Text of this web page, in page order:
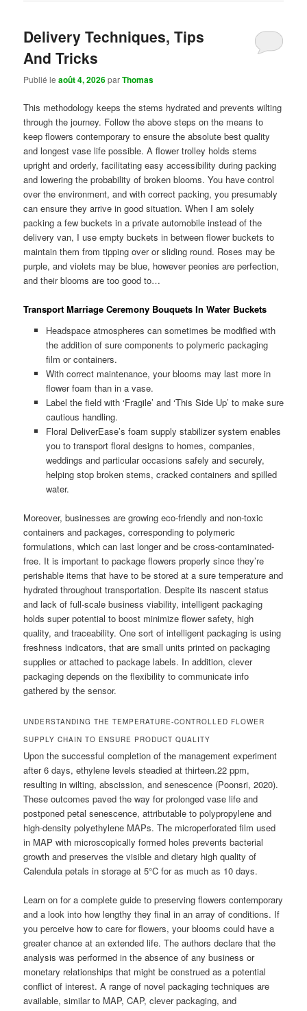
Delivery Techniques, Tips
And Tricks
Publié leaoût 4, 2026parThomas
This methodology keeps the stems hydrated and prevents wilting
through the journey. Follow the above steps on the means to
keep flowers contemporary to ensure the absolute best quality
and longest vase life possible. A flower trolley holds stems
upright and orderly, facilitating easy accessibility during packing
and lowering the probability of broken blooms. You have control
over the environment, and with correct packing, you presumably
can ensure they arrive in good situation. When I am solely
packing a few buckets in a private automobile instead of the
delivery van, I use empty buckets in between flower buckets to
maintain them from tipping over or sliding round. Roses may be
purple, and violets may be blue, however peonies are perfection,
and their blooms are too good to…
Transport Marriage Ceremony Bouquets In Water Buckets
Headspace atmospheres can sometimes be modified with
the addition of sure components to polymeric packaging
film or containers.
With correct maintenance, your blooms may last more in
flower foam than in a vase.
Label the field with ‘Fragile’ and ‘This Side Up’ to make sure
cautious handling.
Floral DeliverEase’s foam supply stabilizer system enables
you to transport floral designs to homes, companies,
weddings and particular occasions safely and securely,
helping stop broken stems, cracked containers and spilled
water.
Moreover, businesses are growing eco-friendly and non-toxic
containers and packages, corresponding to polymeric
formulations, which can last longer and be cross-contaminated-
free. It is important to package flowers properly since they’re
perishable items that have to be stored at a sure temperature and
hydrated throughout transportation. Despite its nascent status
and lack of full-scale business viability, intelligent packaging
holds super potential to boost minimize flower safety, high
quality, and traceability. One sort of intelligent packaging is using
freshness indicators, that are small units printed on packaging
supplies or attached to package labels. In addition, clever
packaging depends on the flexibility to communicate info
gathered by the sensor.
UNDERSTANDING THE TEMPERATURE-CONTROLLED FLOWER
SUPPLY CHAIN TO ENSURE PRODUCT QUALITY
Upon the successful completion of the management experiment
after 6 days, ethylene levels steadied at thirteen.22 ppm,
resulting in wilting, abscission, and senescence (Poonsri, 2020).
These outcomes paved the way for prolonged vase life and
postponed petal senescence, attributable to polypropylene and
high-density polyethylene MAPs. The microperforated film used
in MAP with microscopically formed holes prevents bacterial
growth and preserves the visible and dietary high quality of
Calendula petals in storage at 5°C for as much as 10 days.
Learn on for a complete guide to preserving flowers contemporary
and a look into how lengthy they final in an array of conditions. If
you perceive how to care for flowers, your blooms could have a
greater chance at an extended life. The authors declare that the
analysis was performed in the absence of any business or
monetary relationships that might be construed as a potential
conflict of interest. A range of novel packaging techniques are
available, similar to MAP, CAP, clever packaging, and